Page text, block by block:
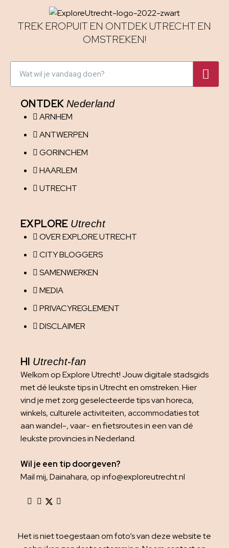
TREK EROPUIT EN ONTDEK UTRECHT EN
OMSTREKEN!
ONTDEK Nederland
ARNHEM
ANTWERPEN
GORINCHEM
HAARLEM
UTRECHT
EXPLORE Utrecht
OVER EXPLORE UTRECHT
CITY BLOGGERS
SAMENWERKEN
MEDIA
PRIVACYREGLEMENT
DISCLAIMER
HI Utrecht-fan
Welkom op Explore Utrecht! Jouw digitale stadsgids
met dé leukste tips in Utrecht en omstreken. Hier
vind je met zorg geselecteerde tips van horeca,
winkels, culturele activiteiten, accommodaties tot
aan wandel-, vaar- en fietsroutes in een van dé
leukste provincies in Nederland.
Wil je een tip doorgeven?
Mail mij, Dainahara, op info@exploreutrecht.nl
Het is niet toegestaan om foto’s van deze website te